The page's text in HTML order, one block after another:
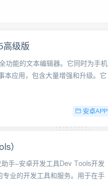
级版
功能的文本编辑器。它同时为手机
本应用，包含大量增强和升级。它
安卓APP
）
手-安卓开发工具Dev Tools开发
业的开发工具和服务。用于在手